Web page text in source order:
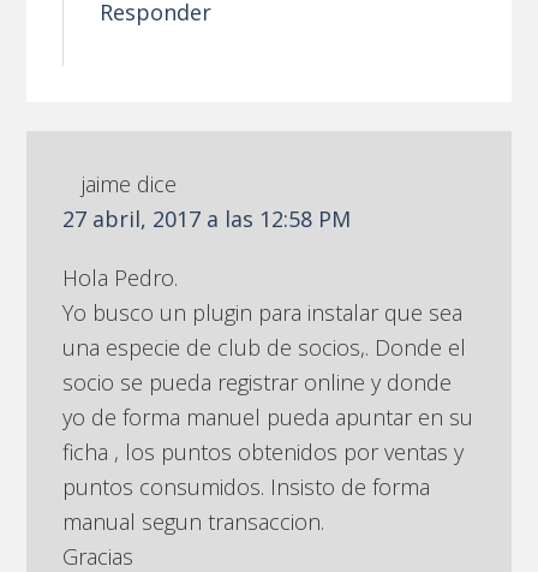
Responder
jaime dice
27 abril, 2017 a las 12:58 PM
Hola Pedro.
Yo busco un plugin para instalar que sea
una especie de club de socios,. Donde el
socio se pueda registrar online y donde
yo de forma manuel pueda apuntar en su
ficha , los puntos obtenidos por ventas y
puntos consumidos. Insisto de forma
manual segun transaccion.
Gracias